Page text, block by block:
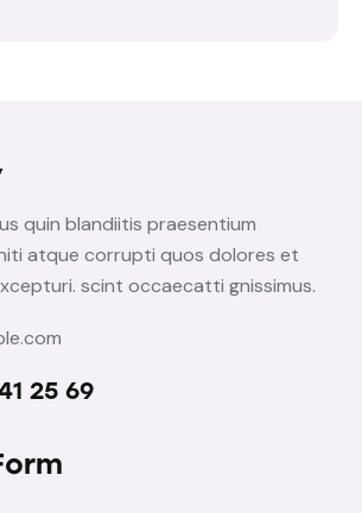
quin blandiitis praesentium
atque corrupti quos dolores et
scint occaecatti gnissimus.
25 69